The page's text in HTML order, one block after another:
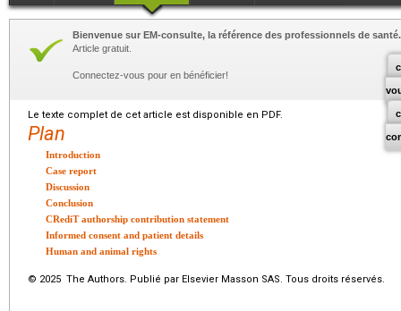
Bienvenue sur EM-consulte, la référence des professionnels de santé.
Article gratuit.
Connectez-vous pour en bénéficier!
Le texte complet de cet article est disponible en PDF.
Plan
Introduction
Case report
Discussion
Conclusion
CRediT authorship contribution statement
Informed consent and patient details
Human and animal rights
© 2025 The Authors. Publié par Elsevier Masson SAS. Tous droits réservés.